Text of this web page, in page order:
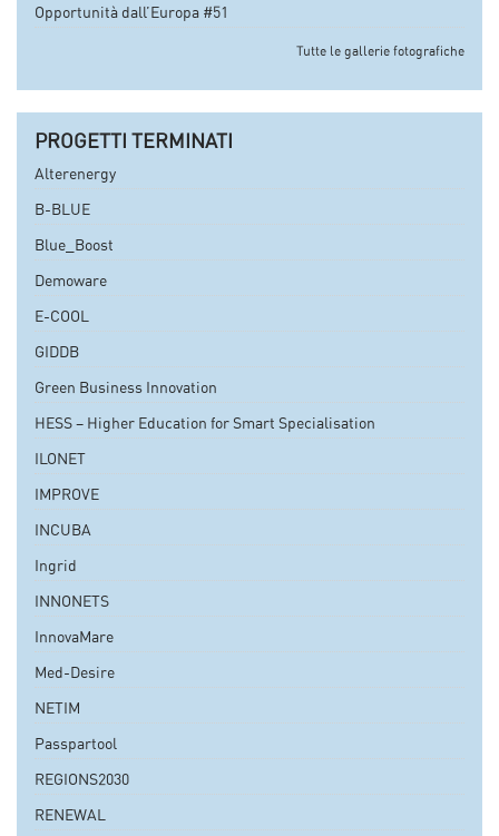
Opportunità dall’Europa #51
Tutte le gallerie fotografiche
PROGETTI TERMINATI
Alterenergy
B-BLUE
Blue_Boost
Demoware
E-COOL
GIDDB
Green Business Innovation
HESS – Higher Education for Smart Specialisation
ILONET
IMPROVE
INCUBA
Ingrid
INNONETS
InnovaMare
Med-Desire
NETIM
Passpartool
REGIONS2030
RENEWAL